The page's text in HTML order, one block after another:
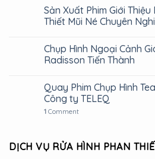
Sản Xuất Phim Giới
Thiết Mũi Né Chuyên
Chụp Hình Ngoại Cảnh
Radisson Tiến Thành
Quay Phim Chụp Hình
Công ty TELEQ
1 Comment
DỊCH VỤ RỬA HÌNH PHAN